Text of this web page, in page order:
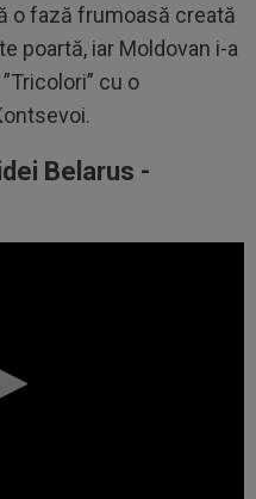
o fază frumoasă creată
poartă, iar Moldovan i-a
cu o
Belarus -